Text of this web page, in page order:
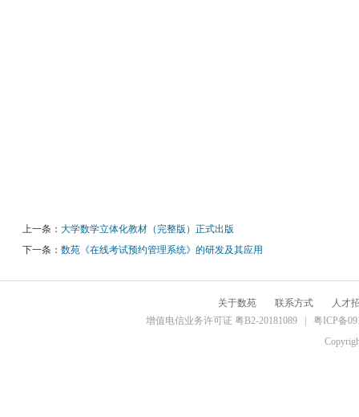
上一条： 大学数学立体化教材（完整版）正式出版
下一条： 数苑《在线考试预约管理系统》的研发及其应用
关于数苑 联系方式
人才
增值电信业务许可证 粤B2-20181089 | 粤ICP备